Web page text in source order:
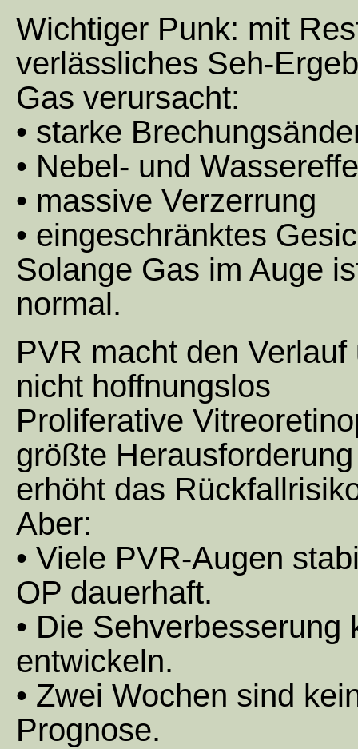
Wichtiger Punk: mit
verlässliches Seh-
Gas verursacht:
• starke
• Nebel- und
• massive Verzerrung
• eingeschränktes
Solange Gas im Auge
normal.
PVR macht den
nicht hoffnungslos
Proliferative
größte
erhöht das
Aber:
• Viele PVR-Augen
OP dauerhaft.
• Die
entwickeln.
• Zwei Wochen sind
Prognose.